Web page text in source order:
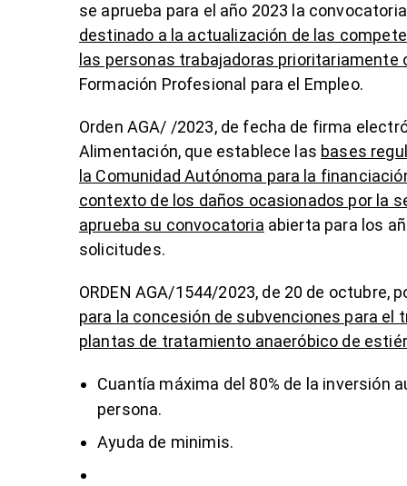
se aprueba para el año 2023 la
destinado a la actualización de las
las personas trabajadoras prioritariamente
Formación Profesional para el Empleo.
Orden AGA/ /2023, de fecha de firma
Alimentación, que establece las bases
la Comunidad Autónoma para la
contexto de los daños ocasionados por la
aprueba su convocatoria abierta para los
solicitudes.
ORDEN AGA/1544/2023, de 20 de octubre,
para la concesión de subvenciones para
plantas de tratamiento anaeróbico de
Cuantía máxima del 80% de la inversión
persona.
Ayuda de minimis.